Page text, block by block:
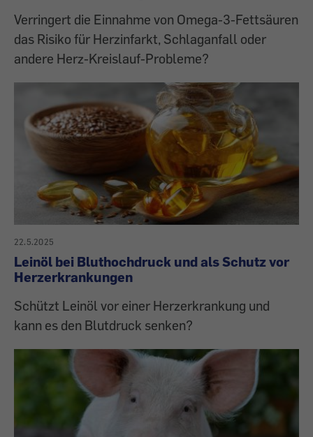
Verringert die Einnahme von Omega-3-Fettsäuren
das Risiko für Herzinfarkt, Schlaganfall oder
andere Herz-Kreislauf-Probleme?
22.5.2025
Leinöl bei Bluthochdruck und als Schutz vor
Herzerkrankungen
Schützt Leinöl vor einer Herzerkrankung und
kann es den Blutdruck senken?